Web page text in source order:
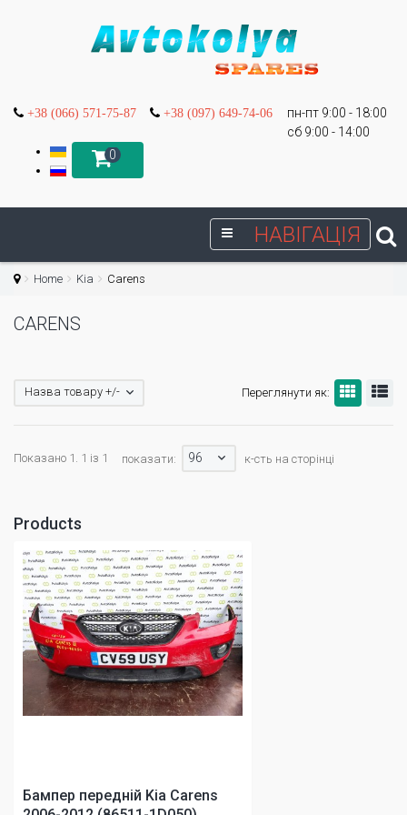
+38 (066) 571-75-87 +38 (097) 649-74-06
пн-пт 9:00 - 18:00
сб 9:00 - 14:00
0
НАВІГАЦІЯ
Home Kia Carens
CARENS
Переглянути як:
Назва товару +/-
Показано 1. 1 із 1 показати: 96 к-сть на сторінці
Products
Бампер передній Kia Carens